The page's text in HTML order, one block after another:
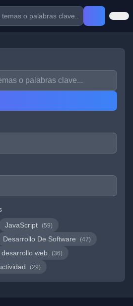
JavaScript (59)
Desarrollo De Software (47)
desarrollo web (36)
(29)